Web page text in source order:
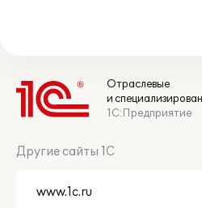
Отраслевые
и
1С:Предприятие
Другие сайты 1С